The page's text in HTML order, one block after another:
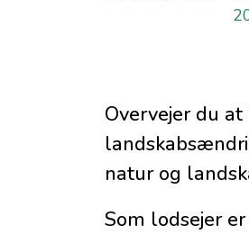
Overvejer du
natur og
Som lodsejer